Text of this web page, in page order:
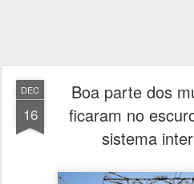
DEC
16
Boa parte dos
ficaram no
sistema